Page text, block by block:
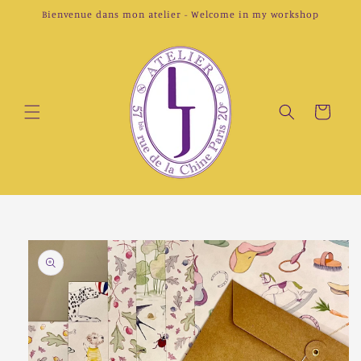
passer
Bienvenue dans mon atelier - Welcome in my workshop
Panier
informations
produits